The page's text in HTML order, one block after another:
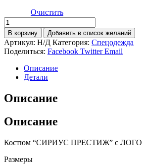
Очистить
Количество
товара
Костюм
"СИРИУС
ПРЕСТИЖ"
куртка,
брюки
"Престиж"
чёрный,
темно-
серый
лимонным
кантом
В корзину Добавить в список желаний
Артикул: Н/Д Категория: Спецодежда
Поделиться: Facebook Twitter Email
Описание
Детали
Описание
Описание
Костюм “СИРИУС ПРЕСТИЖ” c ЛОГО
Размеры